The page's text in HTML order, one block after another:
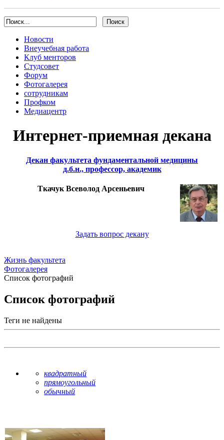
Новости
Внеучебная работа
Клуб менторов
Студсовет
Форум
Фотогалерея
сотрудникам
Профком
Медиацентр
Интернет-приемная декана
Декан факультета фундаментальной медицины
д.б.н., профессор, академик
Ткачук Всеволод Арсеньевич
Задать вопрос декану
Жизнь факультета
Фотогалерея
Список фотографий
Список фотографий
Теги не найдены
квадратный
прямоугольный
обычный